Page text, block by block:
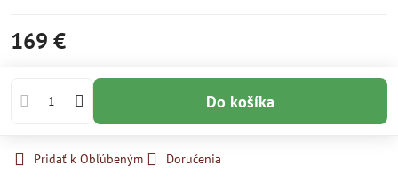
169 €
Do košíka
Pridať k Obľúbeným Doručenia